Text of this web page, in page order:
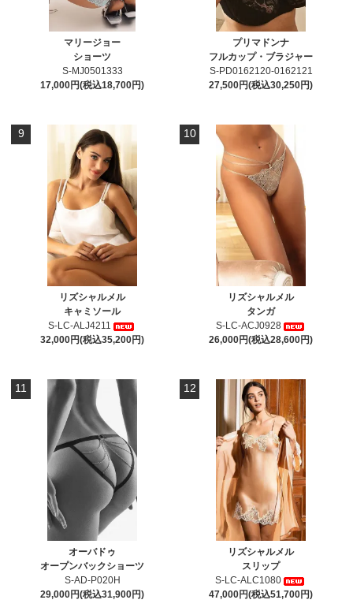
マリージョー
ショーツ
S-MJ0501333
17,000円(税込18,700円)
プリマドンナ
フルカップ・ブラジャー
S-PD0162120-0162121
27,500円(税込30,250円)
9
リズシャルメル
キャミソール
S-LC-ALJ4211
32,000円(税込35,200円)
10
リズシャルメル
タンガ
S-LC-ACJ0928
26,000円(税込28,600円)
11
オーバドゥ
オープンバックショーツ
S-AD-P020H
29,000円(税込31,900円)
12
リズシャルメル
スリップ
S-LC-ALC1080
47,000円(税込51,700円)